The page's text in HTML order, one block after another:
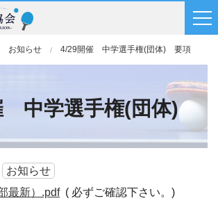
お知らせ 4/29開催 中学選手権(団体) 要項
中学選手権(団体)
お知らせ
最新）.pdf ( 必ずご確認下さい。)